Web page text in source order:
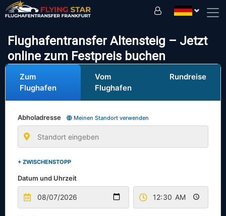
Flughafentransfer Altensteig – Jetzt
online zum Festpreis buchen
Zum
Flughafen
Vom
Flughafen
Rundreise
Abholadresse Meinen Standort verwenden
+ ZWISCHENSTOPP
Datum und Uhrzeit